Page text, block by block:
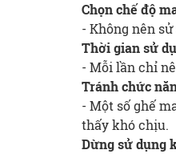
Chọn chế độ
- Không nên
Thời gian sử
- Mỗi lần chỉ
Tránh chức
- Một số ghế
thấy khó chịu.
Dừng sử dụng